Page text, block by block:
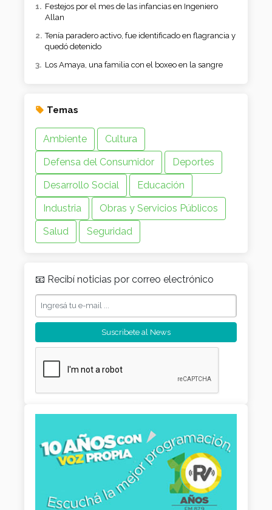
Festejos por el mes de las infancias en Ingeniero
Allan
Tenía paradero activo, fue identificado en flagrancia y
quedó detenido
Los Amaya, una familia con el boxeo en la sangre
Temas
Ambiente
Cultura
Defensa del Consumidor
Deportes
Desarrollo Social
Educación
Industria
Obras y Servicios Públicos
Salud
Seguridad
📧 Recibí noticias por correo electrónico